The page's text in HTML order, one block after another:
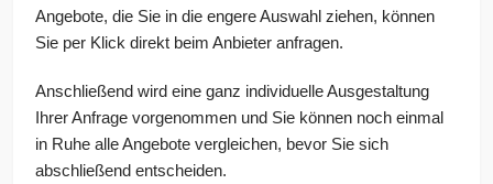
Angebote, die Sie in die engere Auswahl ziehen, können
Sie per Klick direkt beim Anbieter anfragen.
Anschließend wird eine ganz individuelle Ausgestaltung
Ihrer Anfrage vorgenommen und Sie können noch einmal
in Ruhe alle Angebote vergleichen, bevor Sie sich
abschließend entscheiden.